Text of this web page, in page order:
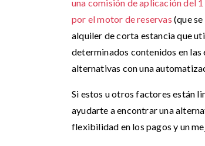
una comisión de aplicación del 1
por el motor de reservas (que
alquiler de corta estancia que
determinados contenidos en
alternativas con una
Si estos u otros factores están
ayudarte a encontrar una
flexibilidad en los pagos y un